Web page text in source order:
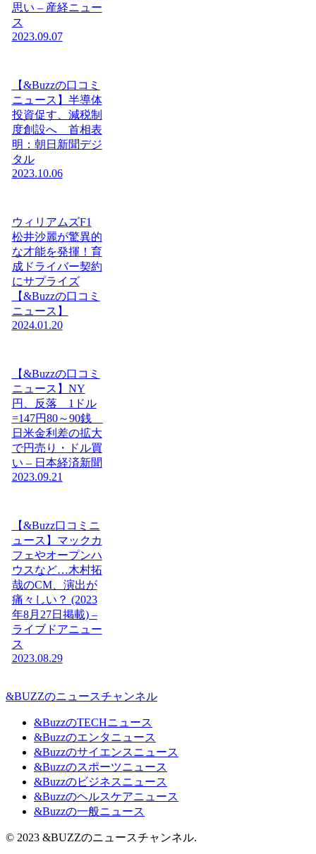
思い – 産経ニュー
ス
2023.09.07
【&Buzzの口コミ
ニュース】半導体
投資促す、減税制
度創設へ 首相表
明：朝日新聞デジ
タル
2023.10.06
ウィリアムズF1
松井沙麗が驚異的
な才能を発揮！育
成ドライバー契約
にサプライズ
【&Buzzの口コミ
ニュース】
2024.01.20
【&Buzzの口コミ
ニュース】NY
円、反落 1ドル
=147円80～90銭
日米金利差の拡大
で円売り・ドル買
い – 日本経済新聞
2023.09.21
【&Buzz口コミニ
ュース】マックカ
フェやオープンハ
ウスなど…木村拓
哉のCM、演出が
痛々しい？ (2023
年8月27日掲載) –
ライブドアニュー
ス
2023.08.29
&BUZZのニュースチャンネル
&BuzzのTECHニュース
&Buzzのエンタニュース
&Buzzのサイエンスニュース
&Buzzのスポーツニュース
&Buzzのビジネスニュース
&Buzzのヘルスケアニュース
&Buzzの一般ニュース
© 2023 &BUZZのニュースチャンネル.